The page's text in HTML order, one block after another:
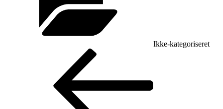
Ikke-kategoriseret
Indlægsnavigation